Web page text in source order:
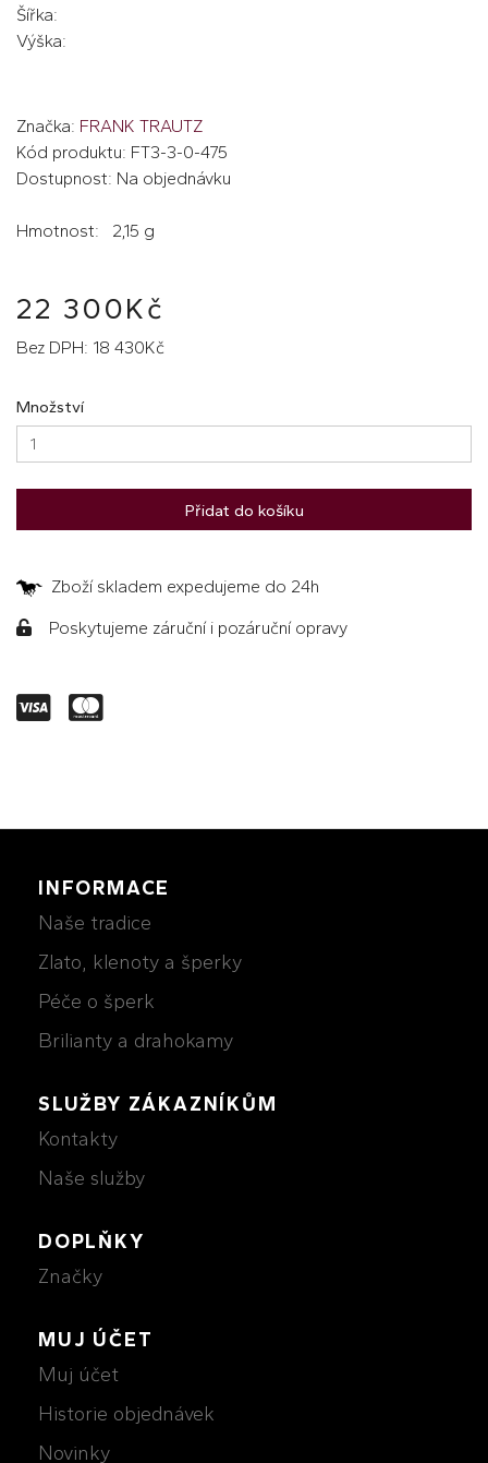
Šířka:
Výška:
Značka: FRANK TRAUTZ
Kód produktu: FT3-3-0-475
Dostupnost: Na objednávku
Hmotnost: 2,15 g
22 300Kč
Bez DPH: 18 430Kč
Množství
Přidat do košíku
Zboží skladem expedujeme do 24h
Poskytujeme záruční i pozáruční opravy
INFORMACE
Naše tradice
Zlato, klenoty a šperky
Péče o šperk
Brilianty a drahokamy
SLUŽBY ZÁKAZNÍKŮM
Kontakty
Naše služby
DOPLŇKY
Značky
MUJ ÚČET
Muj účet
Historie objednávek
Novinky